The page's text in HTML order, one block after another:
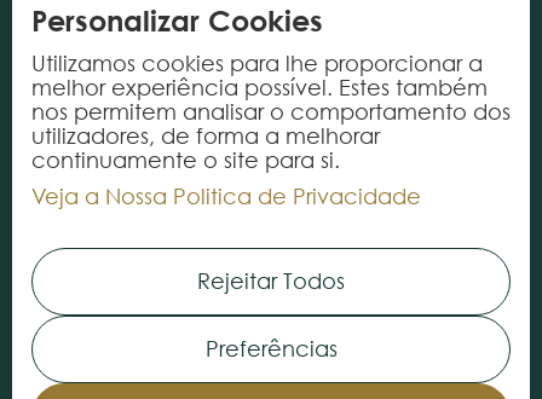
cliente@tricana.pt
ALMANCIL
PRODUTOS
INFORMAÇÃO
Tapetes
Alcatifas
Vinílicos
Personalizar Cookies
Utilizamos cookies para lhe proporcionar a
melhor experiência possível. Estes também
nos permitem analisar o comportamento dos
utilizadores, de forma a melhorar
continuamente o site para si.
Veja a Nossa Politica de Privacidade
Rejeitar Todos
Preferências